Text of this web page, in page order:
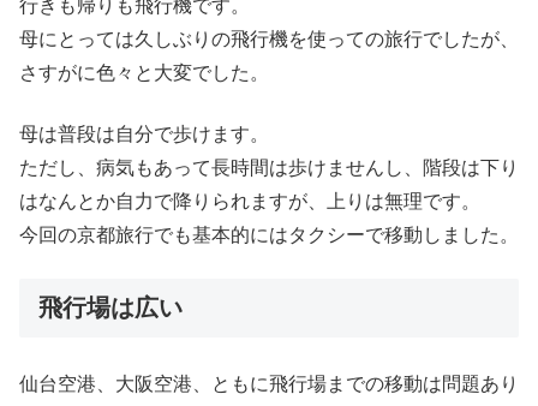
行きも帰りも飛行機です。
母にとっては久しぶりの飛行機を使っての旅行でしたが、
さすがに色々と大変でした。
母は普段は自分で歩けます。
ただし、病気もあって長時間は歩けませんし、階段は下り
はなんとか自力で降りられますが、上りは無理です。
今回の京都旅行でも基本的にはタクシーで移動しました。
飛行場は広い
仙台空港、大阪空港、ともに飛行場までの移動は問題あり